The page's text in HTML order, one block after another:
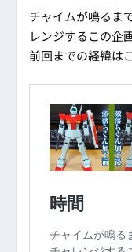
チャイムが鳴るま
レンジするこの企
前回までの経緯は